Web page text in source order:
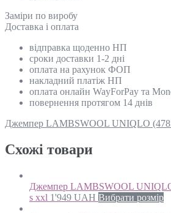
Замiри по виробу
Доставка і оплата
відправка щоденно НП
сроки доставки 1-2 дні
оплата на рахунок ФОП
накладний платіж НП
оплата онлайн WayForPay та
повернення протягом 14 днів
Джемпер LAMBSWOOL UNIQLO
Схожi товари
Джемпер LAMBSWOOL
s xxl 1'949 UAH Вибрати розмір